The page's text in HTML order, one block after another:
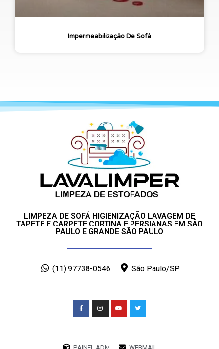
Impermeabilização De Sofá
LIMPEZA DE SOFÁ HIGIENIZAÇÃO LAVAGEM DE
TAPETE E CARPETE CORTINA E PERSIANAS EM SÃO
PAULO E GRANDE SÃO PAULO
(11) 97738-0546 São Paulo/SP
PAINEL ADM WEBMAIL